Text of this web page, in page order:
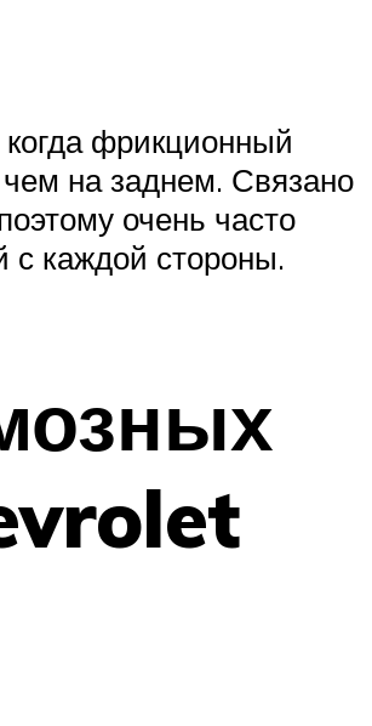
фрикционный
на заднем. Связано
очень часто
с каждой стороны.